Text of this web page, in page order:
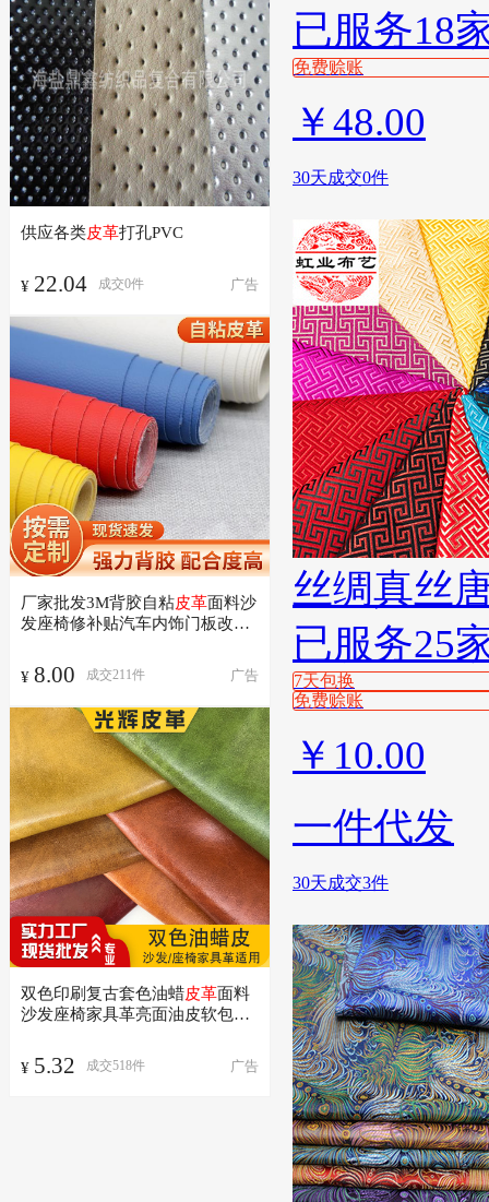
供应各类皮革打孔PVC
¥ 22.04 成交0件 广告
厂家批发3M背胶自粘皮革面料沙
发座椅修补贴汽车内饰门板改装
¥ 8.00 成交211件 广告
双色印刷复古套色油蜡皮革面料
沙发座椅家具革亮面油皮软包装
¥ 5.32 成交518件 广告
已服务18
免费赊账
￥48.00
30天成交0件
丝绸真丝
已服务25
7天包换
免费赊账
￥ 10.00
一件代发
30天成交3件